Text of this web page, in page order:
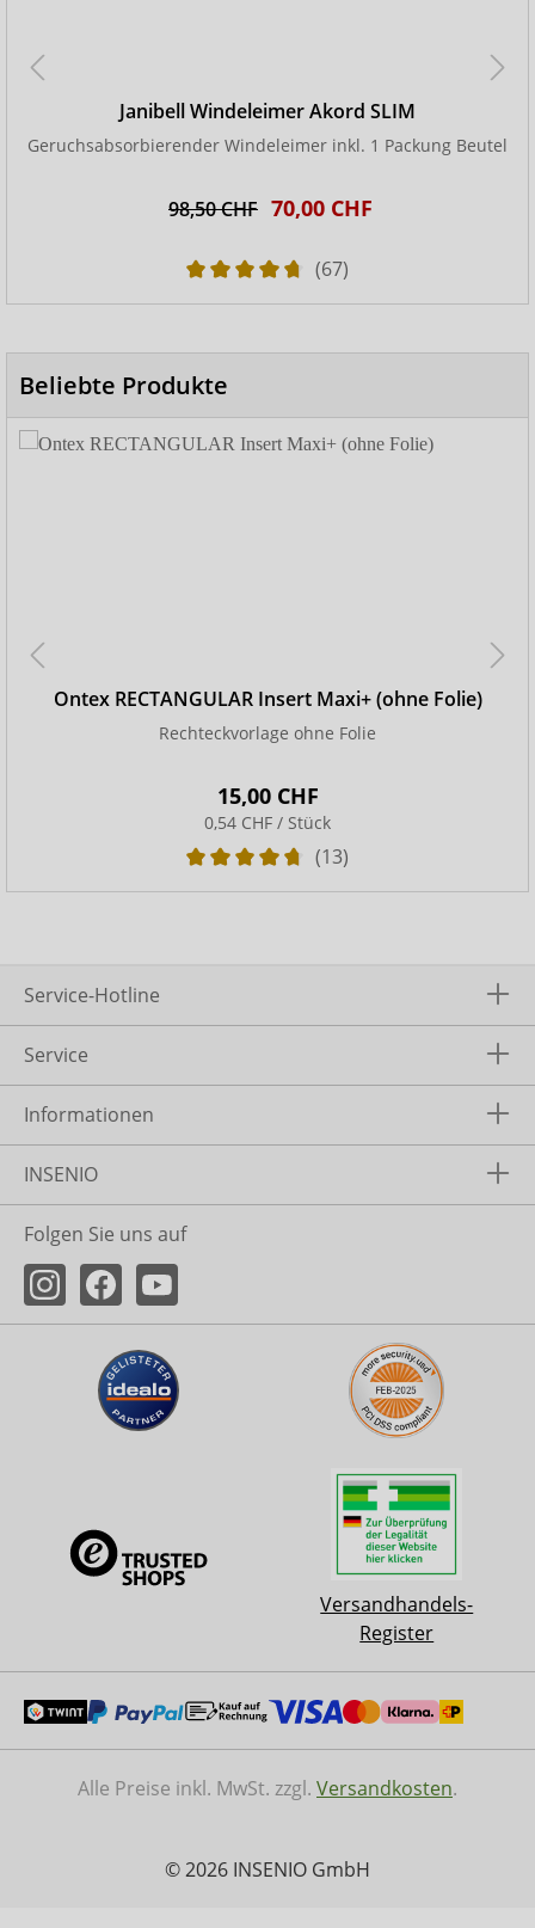
Janibell Windeleimer Akord SLIM
Geruchsabsorbierender Windeleimer inkl. 1 Packung Beutel
98,50 CHF 70,00 CHF
(67)
Beliebte Produkte
Ontex RECTANGULAR Insert Maxi+ (ohne Folie)
Rechteckvorlage ohne Folie
15,00 CHF
0,54 CHF / Stück
(13)
Service-Hotline
Service
Informationen
INSENIO
Folgen Sie uns auf
Versandhandels-
Register
Alle Preise inkl. MwSt. zzgl. Versandkosten.
© 2026 INSENIO GmbH